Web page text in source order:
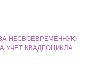
НЕСВОЕВРЕМЕННУЮ
УЧЕТ КВАДРОЦИКЛА